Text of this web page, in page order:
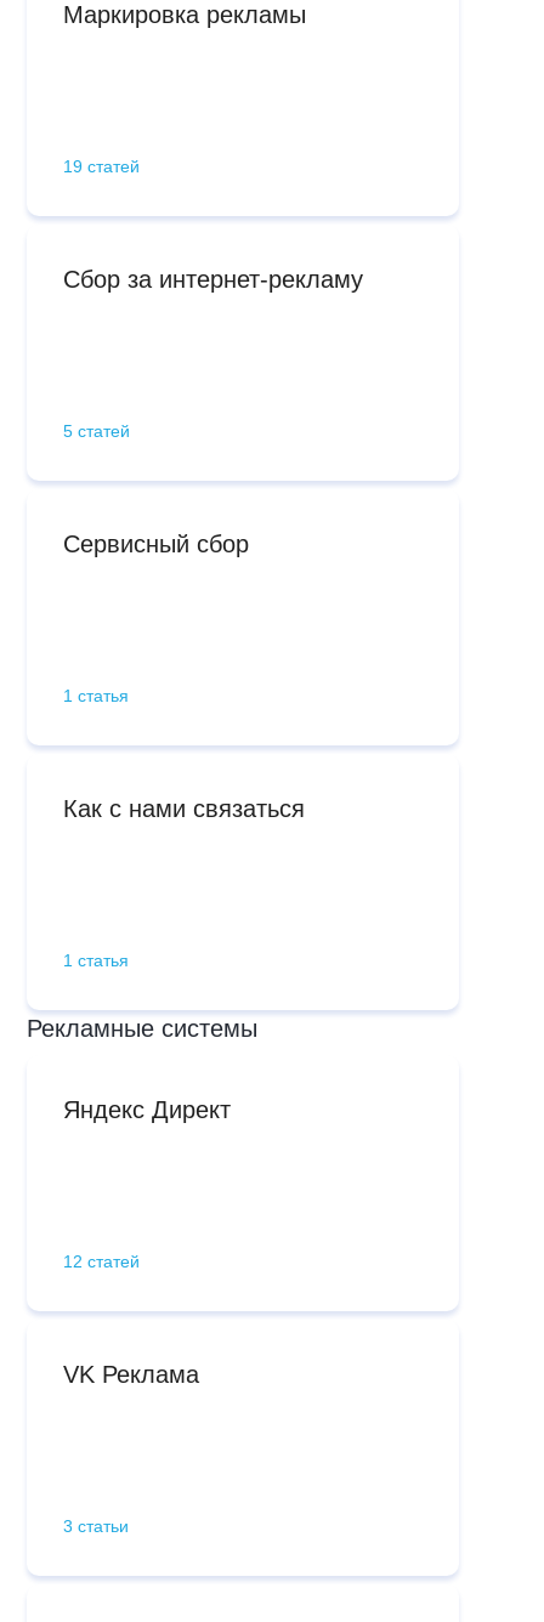
Маркировка рекламы
19 статей
Сбор за интернет-рекламу
5 статей
Сервисный сбор
1 статья
Как с нами связаться
1 статья
Рекламные системы
Яндекс Директ
12 статей
VK Реклама
3 статьи